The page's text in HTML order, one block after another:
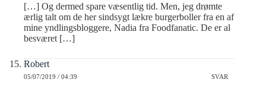
[…] Og dermed spare væsentlig tid. Men, jeg drømte
ærlig talt om de her sindsygt lækre burgerboller fra en af
mine yndlingsbloggere, Nadia fra Foodfanatic. De er al
besværet […]
Robert
05/07/2019 / 04:39 SVAR